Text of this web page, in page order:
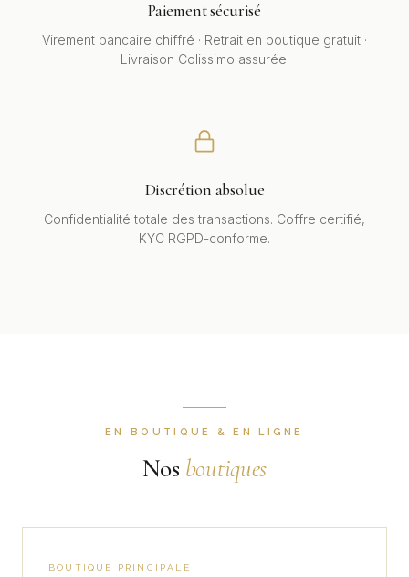
Paiement sécurisé
Virement bancaire chiffré · Retrait en boutique gratuit ·
Livraison Colissimo assurée.
Discrétion absolue
Confidentialité totale des transactions. Coffre certifié,
KYC RGPD-conforme.
EN BOUTIQUE & EN LIGNE
Nos boutiques
BOUTIQUE PRINCIPALE